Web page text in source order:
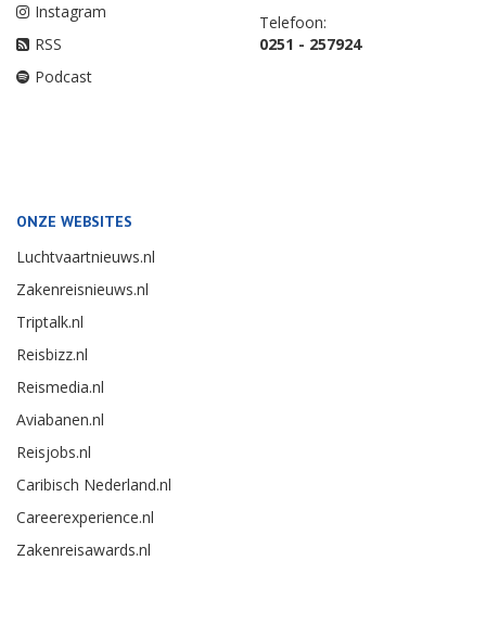
Instagram
RSS
Podcast
Telefoon:
0251 - 257924
ONZE WEBSITES
Luchtvaartnieuws.nl
Zakenreisnieuws.nl
Triptalk.nl
Reisbizz.nl
Reismedia.nl
Aviabanen.nl
Reisjobs.nl
Caribisch Nederland.nl
Careerexperience.nl
Zakenreisawards.nl